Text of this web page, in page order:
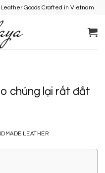
Goods Crafted in Vietnam
chúng lại rất đắt
LEATHER